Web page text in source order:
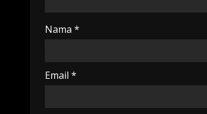
Nama *
Email *